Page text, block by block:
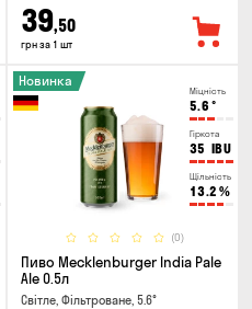
39,50
грн за 1 шт
Міцність
5.6 °
Гіркота
35 IBU
Щільність
13.2 %
(0)
Новинка
Пиво Mecklenburger India Pale
Ale 0.5л
Світле, Фільтроване, 5.6°